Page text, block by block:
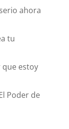
ahora
tu
que estoy
Poder de